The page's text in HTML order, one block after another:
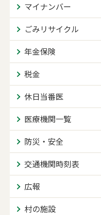
マイナンバー
ごみリサイクル
年金保険
税金
休日当番医
医療機関一覧
防災・安全
交通機関時刻表
広報
村の施設